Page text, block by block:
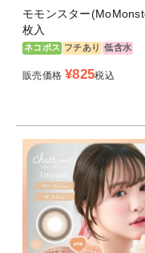
モモンスター
枚入
ネコポス フチあり 低含水
販売価格 ¥825税込